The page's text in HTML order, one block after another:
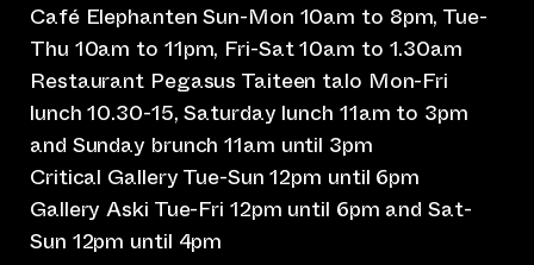
Café Elephanten Sun-Mon 10am to 8pm, Tue-
Thu 10am to 11pm, Fri-Sat 10am to 1.30am
Restaurant Pegasus Taiteen talo Mon-Fri
lunch 10.30-15, Saturday lunch 11am to 3pm
and Sunday brunch 11am until 3pm
Critical Gallery Tue-Sun 12pm until 6pm
Gallery Aski Tue-Fri 12pm until 6pm and Sat-
Sun 12pm until 4pm